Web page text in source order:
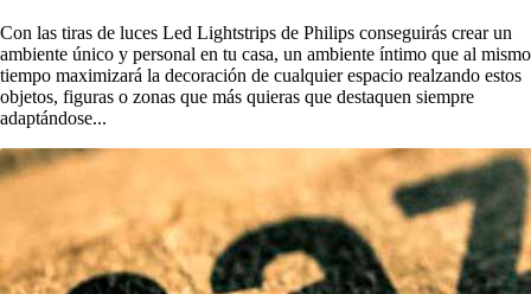
Con las tiras de luces Led Lightstrips de Philips conseguirás crear un
ambiente único y personal en tu casa, un ambiente íntimo que al mismo
tiempo maximizará la decoración de cualquier espacio realzando estos
objetos, figuras o zonas que más quieras que destaquen siempre
adaptándose...